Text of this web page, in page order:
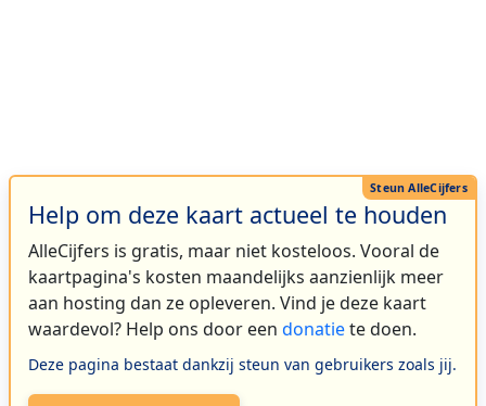
Help om deze kaart actueel te houden
AlleCijfers is gratis, maar niet kosteloos. Vooral de
kaartpagina's kosten maandelijks aanzienlijk meer
aan hosting dan ze opleveren. Vind je deze kaart
waardevol? Help ons door een donatiete doen.
Deze pagina bestaat dankzij steun van gebruikers zoals jij.